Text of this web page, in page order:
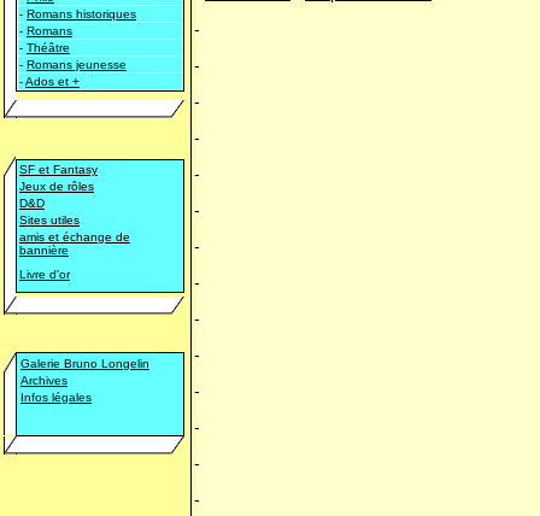
- Romans historiques
- Romans
- Théâtre
- Romans jeunesse
-Ados et +
SF et Fantasy
Jeux de rôles
D&D
Sites utiles
amis et échange de
bannière
Livre d'or
Galerie Bruno Longelin
Archives
Infos légales
-
-
-
-
-
-
-
-
-
-
-
-
-
-